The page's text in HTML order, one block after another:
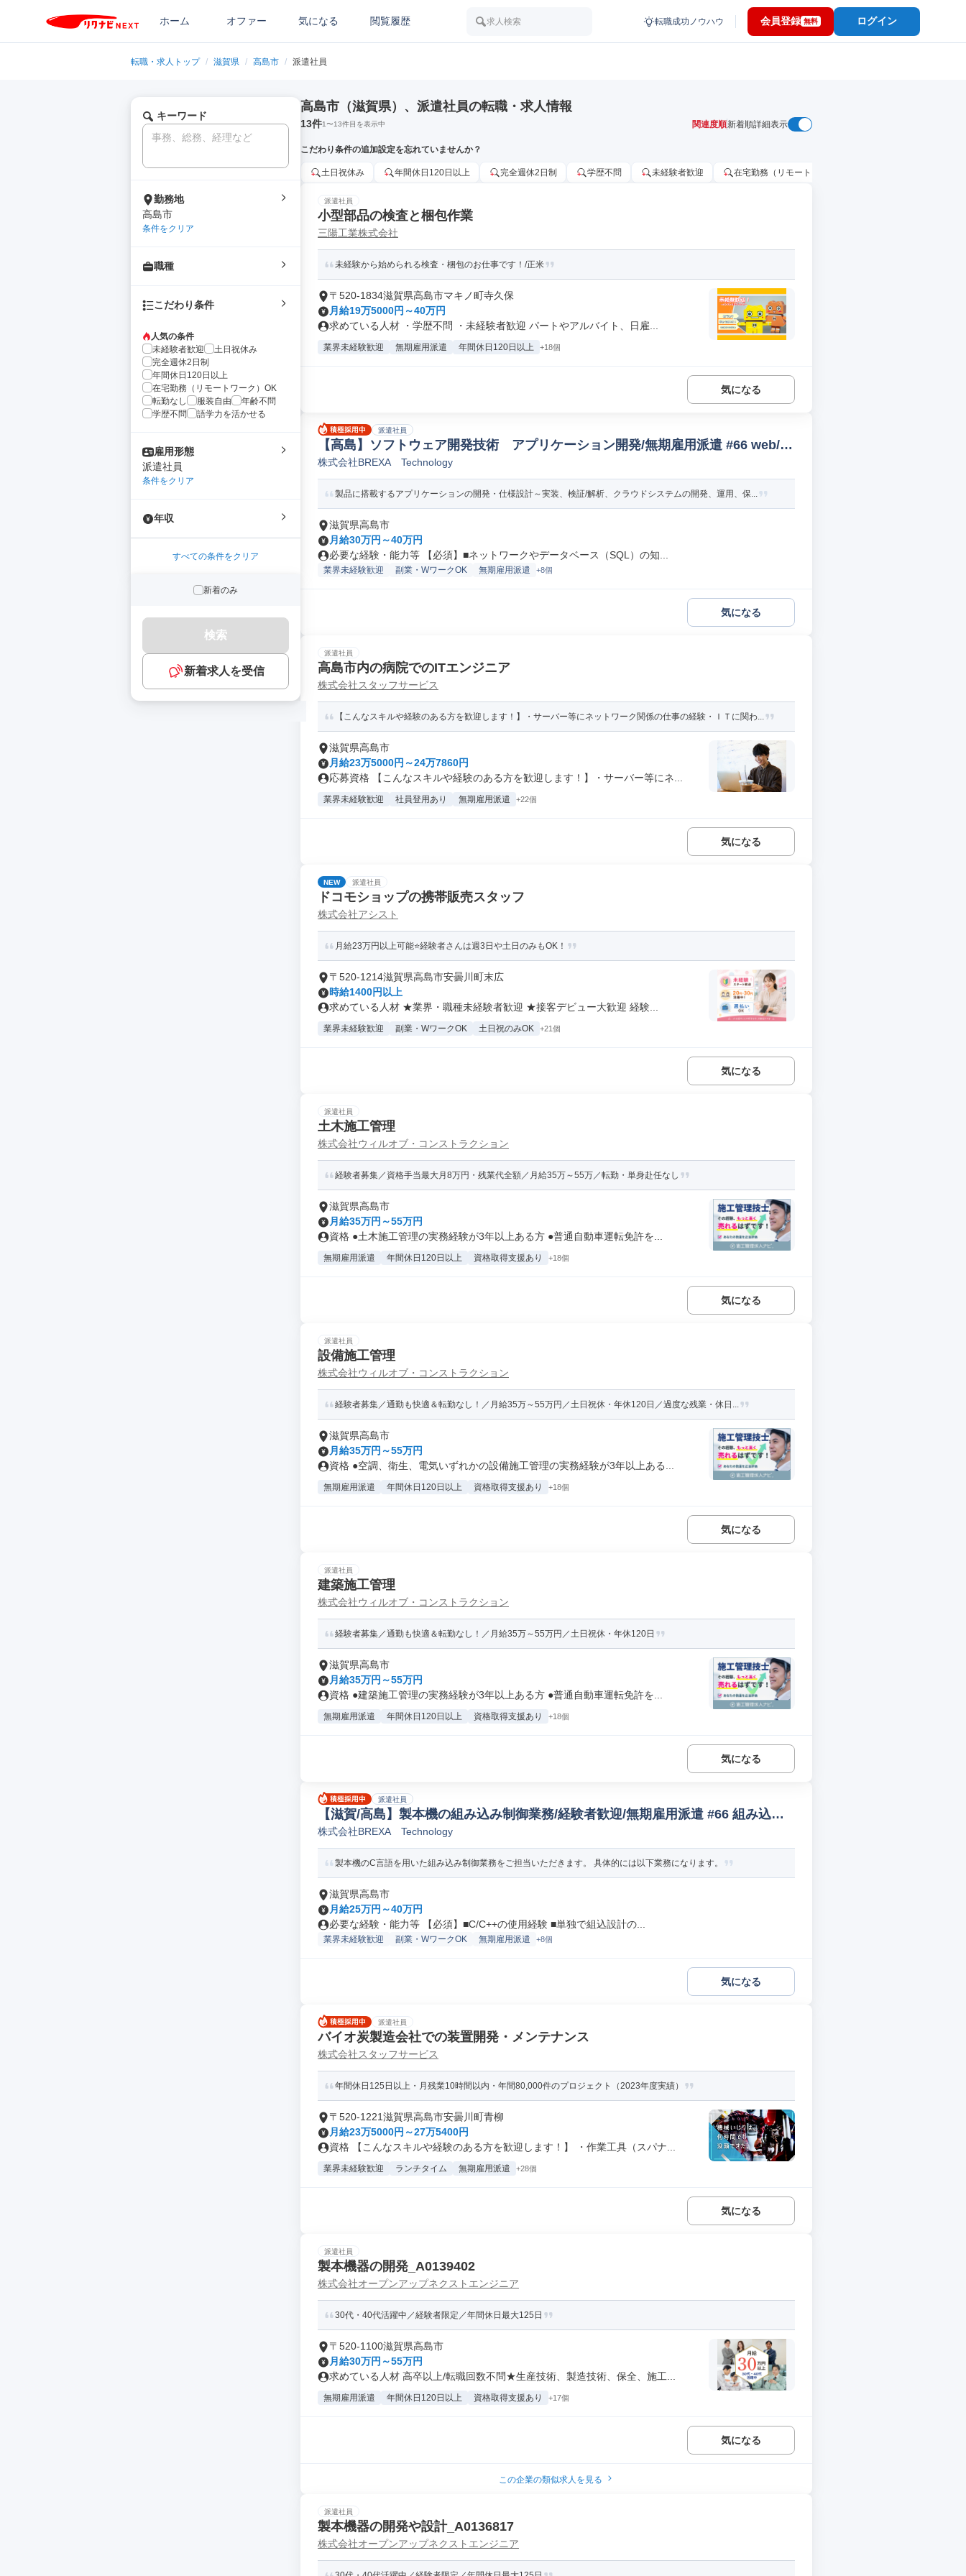
ホーム オファー 気になる 閲覧履歴 求人検索 転職成功ノウハウ 会員登録 無料 ログイン
転職・求人トップ / 滋賀県 / 高島市 / 派遣社員
キーワード
勤務地
高島市
条件をクリア
職種
こだわり条件
人気の条件
未経験者歓迎
土日祝休み
完全週休2日制
年間休日120日以上
在宅勤務（リモートワーク）OK
転勤なし
服装自由
年齢不問
学歴不問
語学力を活かせる
雇用形態
派遣社員
条件をクリア
年収
すべての条件をクリア
新着のみ
検索
新着求人を受信
高島市（滋賀県）、派遣社員の転職・求人情報
13件1〜13件目を表示中 関連度順新着順詳細表示
こだわり条件の追加設定を忘れていませんか？
土日祝休み 年間休日120日以上 完全週休2日制 学歴不問 未経験者歓迎 在宅勤務（リモートワーク）OK
派遣社員
小型部品の検査と梱包作業
三陽工業株式会社
未経験から始められる検査・梱包のお仕事です！/正米
〒520-1834滋賀県高島市マキノ町寺久保
月給19万5000円～40万円
求めている人材 ・学歴不問 ・未経験者歓迎 パートやアルバイト、日雇...
業界未経験歓迎 無期雇用派遣 年間休日120日以上 +18個
気になる
派遣社員
【高島】ソフトウェア開発技術 アプリケーション開発/無期雇用派遣 #66 web/オ
ープンSE
株式会社BREXA Technology
製品に搭載するアプリケーションの開発・仕様設計～実装、検証/解析、クラウドシステムの開発、運用、保...
滋賀県高島市
月給30万円～40万円
必要な経験・能力等 【必須】■ネットワークやデータベース（SQL）の知...
業界未経験歓迎 副業・WワークOK 無期雇用派遣 +8個
気になる
派遣社員
高島市内の病院でのITエンジニア
株式会社スタッフサービス
【こんなスキルや経験のある方を歓迎します！】・サーバー等にネットワーク関係の仕事の経験・ＩＴに関わ...
滋賀県高島市
月給23万5000円～24万7860円
応募資格 【こんなスキルや経験のある方を歓迎します！】・サーバー等にネ...
業界未経験歓迎 社員登用あり 無期雇用派遣 +22個
気になる
NEW 派遣社員
ドコモショップの携帯販売スタッフ
株式会社アシスト
月給23万円以上可能⭐️経験者さんは週3日や土日のみもOK！
〒520-1214滋賀県高島市安曇川町末広
時給1400円以上
求めている人材 ★業界・職種未経験者歓迎 ★接客デビュー大歓迎 経験...
業界未経験歓迎 副業・WワークOK 土日祝のみOK +21個
気になる
派遣社員
土木施工管理
株式会社ウィルオブ・コンストラクション
経験者募集／資格手当最大月8万円・残業代全額／月給35万～55万／転勤・単身赴任なし
滋賀県高島市
月給35万円～55万円
資格 ●土木施工管理の実務経験が3年以上ある方 ●普通自動車運転免許を...
無期雇用派遣 年間休日120日以上 資格取得支援あり +18個
気になる
派遣社員
設備施工管理
株式会社ウィルオブ・コンストラクション
経験者募集／通勤も快適＆転勤なし！／月給35万～55万円／土日祝休・年休120日／過度な残業・休日...
滋賀県高島市
月給35万円～55万円
資格 ●空調、衛生、電気いずれかの設備施工管理の実務経験が3年以上ある...
無期雇用派遣 年間休日120日以上 資格取得支援あり +18個
気になる
派遣社員
建築施工管理
株式会社ウィルオブ・コンストラクション
経験者募集／通勤も快適＆転勤なし！／月給35万～55万円／土日祝休・年休120日
滋賀県高島市
月給35万円～55万円
資格 ●建築施工管理の実務経験が3年以上ある方 ●普通自動車運転免許を...
無期雇用派遣 年間休日120日以上 資格取得支援あり +18個
気になる
派遣社員
【滋賀/高島】製本機の組み込み制御業務/経験者歓迎/無期雇用派遣 #66 組み込み
制御SE
株式会社BREXA Technology
製本機のC言語を用いた組み込み制御業務をご担当いただきます。 具体的には以下業務になります。
滋賀県高島市
月給25万円～40万円
必要な経験・能力等 【必須】■C/C++の使用経験 ■単独で組込設計の...
業界未経験歓迎 副業・WワークOK 無期雇用派遣 +8個
気になる
派遣社員
バイオ炭製造会社での装置開発・メンテナンス
株式会社スタッフサービス
年間休日125日以上・月残業10時間以内・年間80,000件のプロジェクト（2023年度実績）
〒520-1221滋賀県高島市安曇川町青柳
月給23万5000円～27万5400円
資格 【こんなスキルや経験のある方を歓迎します！】 ・作業工具（スパナ...
業界未経験歓迎 ランチタイム 無期雇用派遣 +28個
気になる
派遣社員
製本機器の開発_A0139402
株式会社オープンアップネクストエンジニア
30代・40代活躍中／経験者限定／年間休日最大125日
〒520-1100滋賀県高島市
月給30万円～55万円
求めている人材 高卒以上/転職回数不問★生産技術、製造技術、保全、施工...
無期雇用派遣 年間休日120日以上 資格取得支援あり +17個
気になる
この企業の類似求人を見る
派遣社員
製本機器の開発や設計_A0136817
株式会社オープンアップネクストエンジニア